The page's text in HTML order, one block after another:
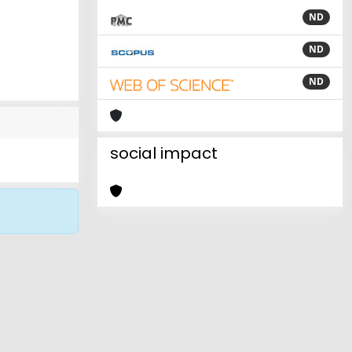
ND
ND
ND
social impact